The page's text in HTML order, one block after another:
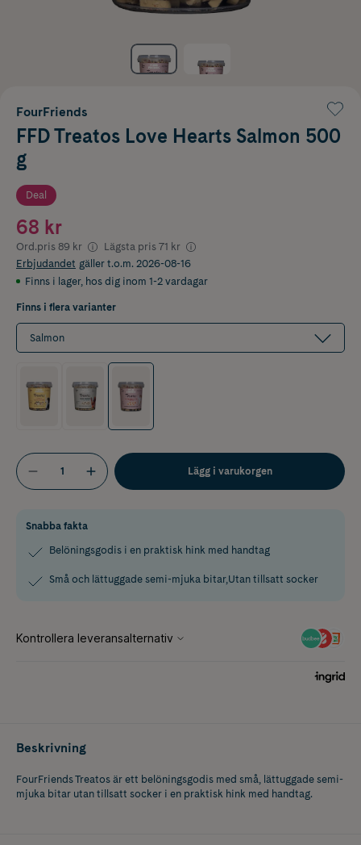
FourFriends
FFD Treatos Love Hearts Salmon 500
g
Deal
68 kr
Ord.pris 89 kr Lägsta pris 71 kr
Erbjudandet gäller t.o.m. 2026-08-16
Finns i lager, hos dig inom 1-2 vardagar
Finns i flera varianter
Salmon
Lägg i varukorgen
Snabba fakta
Belöningsgodis i en praktisk hink med handtag
Små och lättuggade semi-mjuka bitar,Utan tillsatt socker
Beskrivning
FourFriends Treatos är ett belöningsgodis med små, lättuggade semi-
mjuka bitar utan tillsatt socker i en praktisk hink med handtag.